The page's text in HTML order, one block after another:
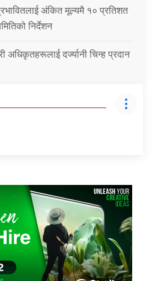
अंकित मूल्यमै १० प्रतिशत
निर्देशन
अधिकृतहरूलाई दर्ज्यानी चिन्ह प्रदान